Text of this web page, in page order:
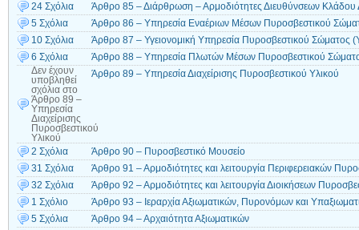
24 Σχόλια
Άρθρο 85 – Διάρθρωση – Αρμοδιότητες Διευθύνσεων Κλάδου
5 Σχόλια
Άρθρο 86 – Υπηρεσία Εναέριων Μέσων Πυροσβεστικού
10 Σχόλια
Άρθρο 87 – Υγειονομική Υπηρεσία Πυροσβεστικού Σώματος
6 Σχόλια
Άρθρο 88 – Υπηρεσία Πλωτών Μέσων Πυροσβεστικού
Δεν έχουν
υποβληθεί
σχόλια στο
Άρθρο 89 –
Υπηρεσία
Διαχείρισης
Πυροσβεστικού
Υλικού
Άρθρο 89 – Υπηρεσία Διαχείρισης Πυροσβεστικού Υλικού
2 Σχόλια
Άρθρο 90 – Πυροσβεστικό Μουσείο
31 Σχόλια
Άρθρο 91 – Αρμοδιότητες και λειτουργία Περιφερειακών
32 Σχόλια
Άρθρο 92 – Αρμοδιότητες και λειτουργία Διοικήσεων
1 Σχόλιο
Άρθρο 93 – Ιεραρχία Αξιωματικών, Πυρονόμων και
5 Σχόλια
Άρθρο 94 – Αρχαιότητα Αξιωματικών